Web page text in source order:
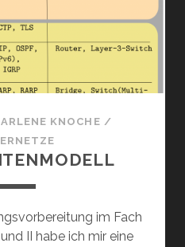
KNOCHE /
im Fach
II habe ich mir eine